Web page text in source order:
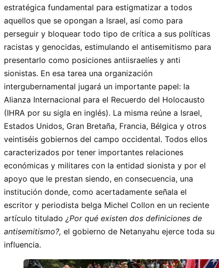
estratégica fundamental para estigmatizar a todos
aquellos que se opongan a Israel, así como para
perseguir y bloquear todo tipo de crítica a sus políticas
racistas y genocidas, estimulando el antisemitismo para
presentarlo como posiciones antiisraelíes y anti
sionistas. En esa tarea una organización
intergubernamental jugará un importante papel: la
Alianza Internacional para el Recuerdo del Holocausto
(IHRA por su sigla en inglés). La misma reúne a Israel,
Estados Unidos, Gran Bretaña, Francia, Bélgica y otros
veintiséis gobiernos del campo occidental. Todos ellos
caracterizados por tener importantes relaciones
económicas y militares con la entidad sionista y por el
apoyo que le prestan siendo, en consecuencia, una
institución donde, como acertadamente señala el
escritor y periodista belga Michel Collon en un reciente
artículo titulado ¿Por qué existen dos definiciones de
antisemitismo?, el gobierno de Netanyahu ejerce toda su
influencia.